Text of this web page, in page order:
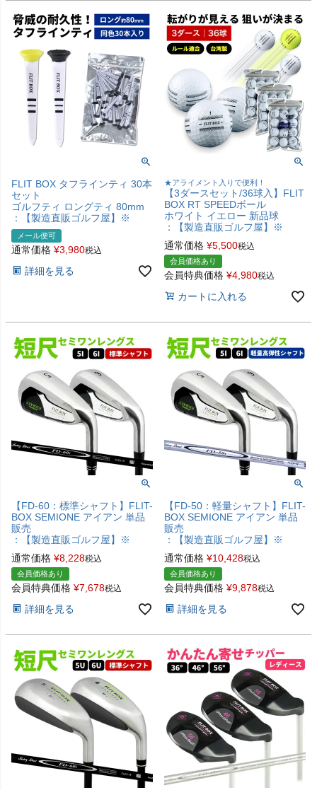
FLIT BOX タフラインティ 30本
セット
ゴルフティ ロングティ 80mm
：【製造直販ゴルフ屋】※
メール便可
通常価格 ¥3,980税込
詳細を見る
★アライメント入りで便利！
【3ダースセット/36球入】FLIT
BOX RT SPEEDボール
ホワイト イエロー 新品球
：【製造直販ゴルフ屋】※
通常価格 ¥5,500税込
会員価格あり
会員特典価格 ¥4,980税込
カートに入れる
【FD-60：標準シャフト】FLIT-
BOX SEMIONE アイアン 単品
販売
：【製造直販ゴルフ屋】※
通常価格 ¥8,228税込
会員価格あり
会員特典価格 ¥7,678税込
詳細を見る
【FD-50：軽量シャフト】FLIT-
BOX SEMIONE アイアン 単品
販売
：【製造直販ゴルフ屋】※
通常価格 ¥10,428税込
会員価格あり
会員特典価格 ¥9,878税込
詳細を見る